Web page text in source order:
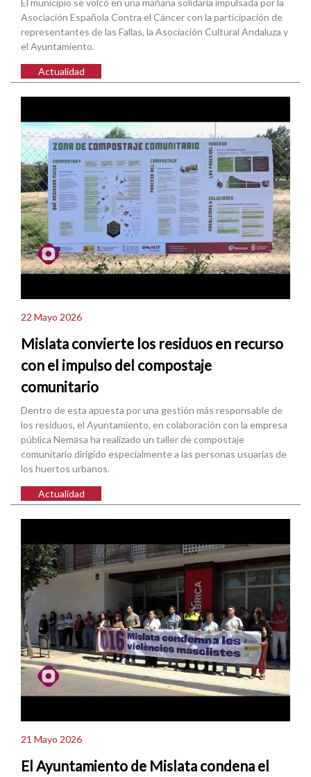
Asociación Española Contra el Cáncer con la participación de
representantes de las Fallas, la Asociación Cultural Andaluza y
el Ayuntamiento.
Actualidad
22 Mayo 2026
Mislata convierte los residuos en recurso
con el impulso del compostaje
comunitario
Dentro de esta apuesta por una gestión más responsable de
los residuos, el Ayuntamiento, en colaboración con la empresa
pública Nemasa ha realizado un taller de compostaje
comunitario dirigido especialmente a las personas usuarias de
los huertos urbanos.
Actualidad
21 Mayo 2026
El Ayuntamiento de Mislata condena el